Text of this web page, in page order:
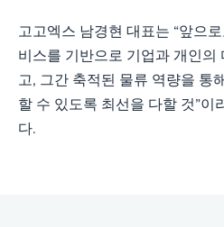
고고엑스 남경현 대표는 “앞으
비스를 기반으로 기업과 개인의
고, 그간 축적된 물류 역량을 통
할 수 있도록 최선을 다할 것”이
다.